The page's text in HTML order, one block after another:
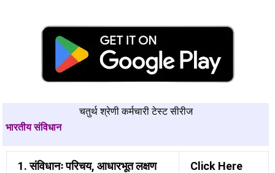
चतुर्थ श्रेणी कर्मचारी टेस्ट सीरीज
भारतीय संविधान
1. संविधानः परिचय, आधारभूत लक्षण Click Here